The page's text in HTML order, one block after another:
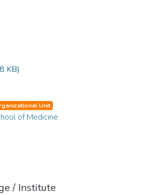
KB)
Unit
of Medicine
/ Institute